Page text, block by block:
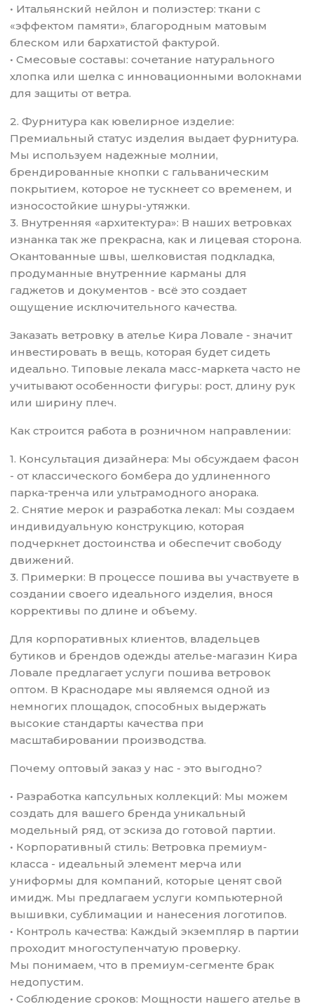
• Итальянский нейлон и полиэстер: ткани с
«эффектом памяти», благородным матовым
блеском или бархатистой фактурой.
• Смесовые составы: сочетание натурального
хлопка или шелка с инновационными волокнами
для защиты от ветра.
2. Фурнитура как ювелирное изделие:
Премиальный статус изделия выдает фурнитура.
Мы используем надежные молнии,
брендированные кнопки с гальваническим
покрытием, которое не тускнеет со временем, и
износостойкие шнуры-утяжки.
3. Внутренняя «архитектура»: В наших ветровках
изнанка так же прекрасна, как и лицевая сторона.
Окантованные швы, шелковистая подкладка,
продуманные внутренние карманы для
гаджетов и документов - всё это создает
ощущение исключительного качества.
Заказать ветровку в ателье Кира Ловале - значит
инвестировать в вещь, которая будет сидеть
идеально. Типовые лекала масс-маркета часто не
учитывают особенности фигуры: рост, длину рук
или ширину плеч.
Как строится работа в розничном направлении:
1. Консультация дизайнера: Мы обсуждаем фасон
- от классического бомбера до удлиненного
парка-тренча или ультрамодного анорака.
2. Снятие мерок и разработка лекал: Мы создаем
индивидуальную конструкцию, которая
подчеркнет достоинства и обеспечит свободу
движений.
3. Примерки: В процессе пошива вы участвуете в
создании своего идеального изделия, внося
коррективы по длине и объему.
Для корпоративных клиентов, владельцев
бутиков и брендов одежды ателье-магазин Кира
Ловале предлагает услуги пошива ветровок
оптом. В Краснодаре мы являемся одной из
немногих площадок, способных выдержать
высокие стандарты качества при
масштабировании производства.
Почему оптовый заказ у нас - это выгодно?
• Разработка капсульных коллекций: Мы можем
создать для вашего бренда уникальный
модельный ряд, от эскиза до готовой партии.
• Корпоративный стиль: Ветровка премиум-
класса - идеальный элемент мерча или
униформы для компаний, которые ценят свой
имидж. Мы предлагаем услуги компьютерной
вышивки, сублимации и нанесения логотипов.
• Контроль качества: Каждый экземпляр в партии
проходит многоступенчатую проверку.
Мы понимаем, что в премиум-сегменте брак
недопустим.
• Соблюдение сроков: Мощности нашего ателье в